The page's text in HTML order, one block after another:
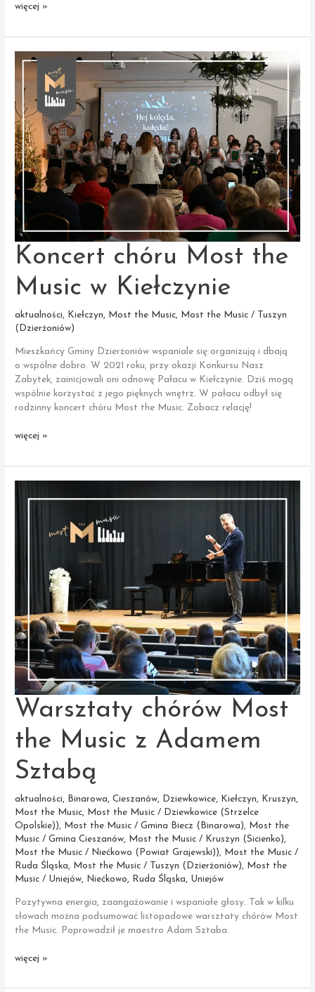
32.
Most
Music
więcej »
Koncert chóru Most the
Music w Kiełczynie
aktualności, Kiełczyn, Most the Music,
Most the Music / Tuszyn
(Dzierżoniów)
Mieszkańcy Gminy Dzierżoniów wspaniale się organizują i dbają
o wspólne dobro. W 2021 roku, przy okazji Konkursu Nasz
Zabytek, zainicjowali oni odnowę Pałacu w Kiełczynie. Dziś mogą
wspólnie korzystać z jego pięknych wnętrz. W pałacu odbył się
rodzinny koncert chóru Most the Music. Zobacz relację!
Koncert
więcej »
Warsztaty chórów Most
the Music z Adamem
Sztabą
aktualności, Binarowa,Cieszanów, Dziewkowice, Kiełczyn, Kruszyn,
Most the Music,
Most the Music / Dziewkowice (Strzelce
Opolskie)), Most the Music / Gmina Biecz (Binarowa),
Most the
Music / Gmina Cieszanów, Most the Music / Kruszyn (Sicienko),
Most the Music / Niećkowo (Powiat Grajewski)),
Most the Music /
Ruda Śląska, Most the Music / Tuszyn (Dzierżoniów),
Most the
Music / Uniejów, Niećkowo, Ruda Śląska, Uniejów
Pozytywna energia, zaangażowanie i wspaniałe głosy. Tak w kilku
słowach można podsumować listopadowe warsztaty chórów Most
the Music. Poprowadził je maestro Adam Sztaba.
Warsztaty
Most
więcej »